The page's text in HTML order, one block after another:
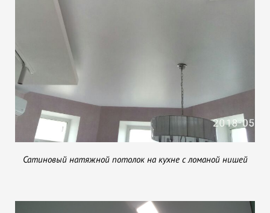
Сатиновый натяжной потолок на кухне с ломаной нишей